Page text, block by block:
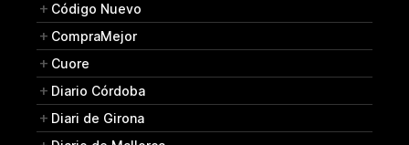
Código Nuevo
CompraMejor
Cuore
Diario Córdoba
Diari de Girona